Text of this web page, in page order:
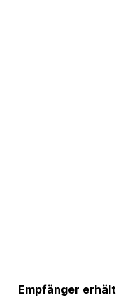
Empfänger erhält